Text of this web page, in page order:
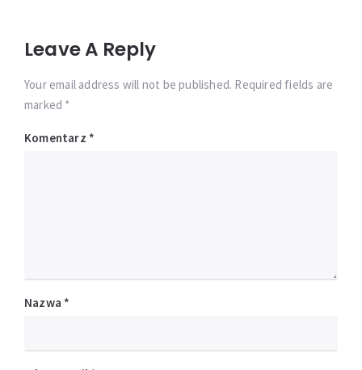
Leave A Reply
Your email address will not be published. Required fields are
marked *
Komentarz *
Nazwa *